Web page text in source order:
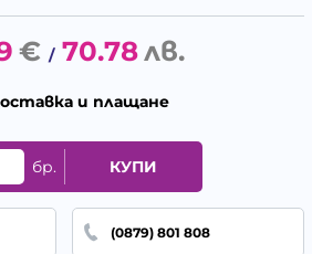
€ / 70.78лв.
и плащане
бр. КУПИ
(0879) 801 808